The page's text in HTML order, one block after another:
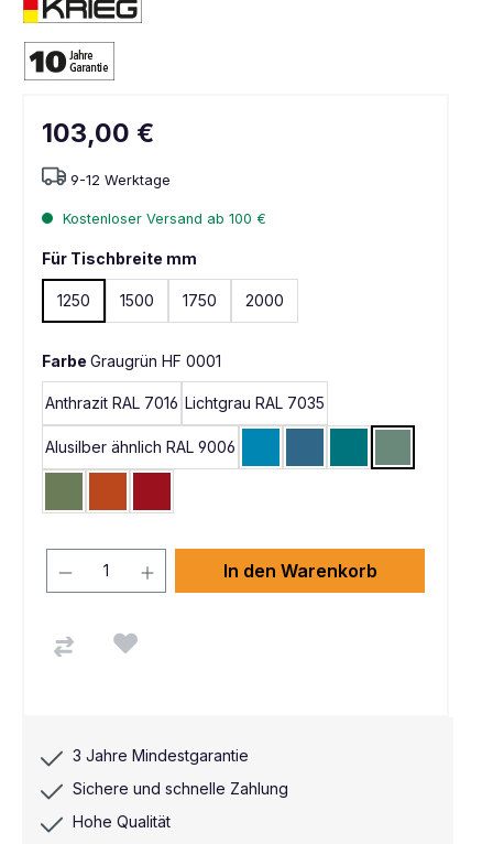
103,00 €
9-12 Werktage
Kostenloser Versand ab 100 €
Für Tischbreite mm
1250 1500 1750 2000
Farbe Graugrün HF 0001
Anthrazit RAL 7016 Lichtgrau RAL 7035
Alusilber ähnlich RAL 9006
In den Warenkorb
3 Jahre Mindestgarantie
Sichere und schnelle Zahlung
Hohe Qualität